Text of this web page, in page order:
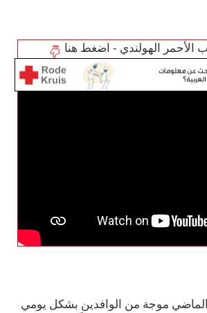
الأحمر الهولندي - اضغط هنا
الماضي موجة من الوافدين بشكل يومي